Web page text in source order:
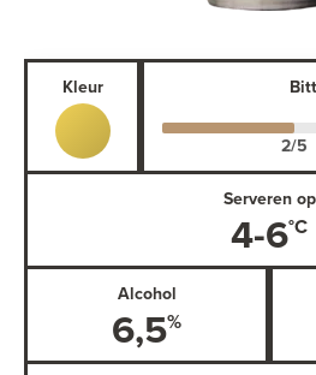
Kleur
Serveren op
4-6
Alcohol
6,5